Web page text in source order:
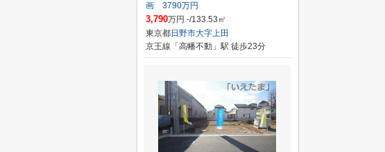
画 3790万円
3,790万円 -/133.53㎡
東京都日野市大字上田
京王線「高幡不動」駅 徒歩23分